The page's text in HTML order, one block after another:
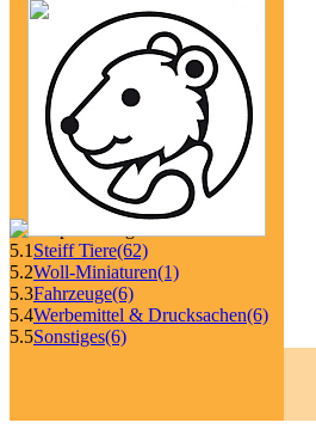
5.1 Steiff Tiere(62)
5.2Woll-Miniaturen(1)
5.3Fahrzeuge(6)
5.4Werbemittel & Drucksachen(6)
5.5Sonstiges(6)